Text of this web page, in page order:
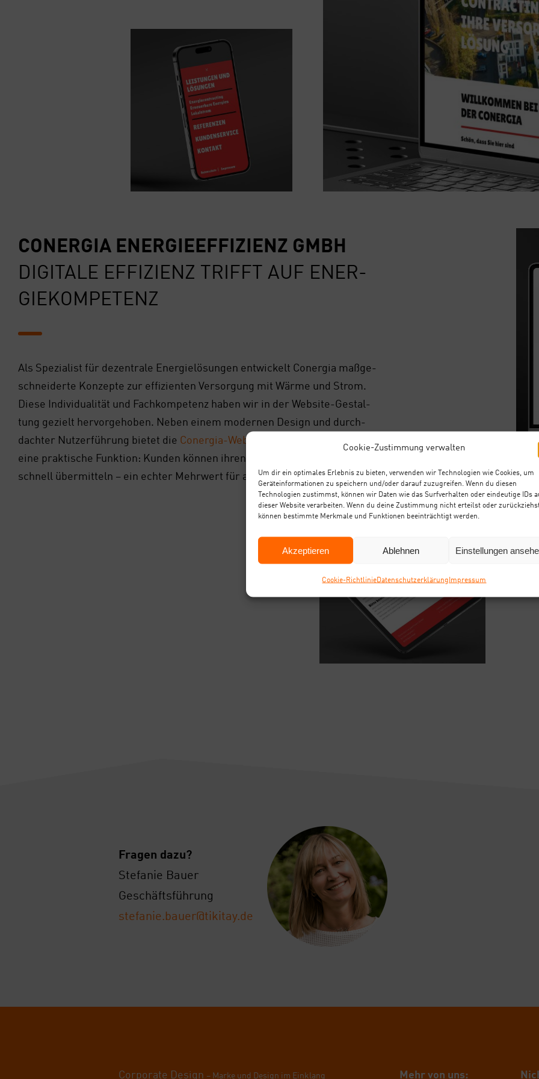
Cookie-Zustimmung verwalten
Um dir ein optimales Erlebnis zu bieten, verwenden wir Technologien wie Cookies, um
Geräteinformationen zu speichern und/oder darauf zuzugreifen. Wenn du diesen
Technologien zustimmst, können wir Daten wie das Surfverhalten oder eindeutige IDs
dieser Website verarbeiten. Wenn du deine Zustimmung nicht erteilst oder
können bestimmte Merkmale und Funktionen beeinträchtigt werden.
Akzeptieren Ablehnen Einstellungen
Coo­kie-Richt­li­nieDaten­schutz­er­klä­rung Impres­sum
CON­ER­GIA ENER­GIE­EF­FI­ZI­ENZ GMBH
DIGI­TA­LE EFFI­ZI­ENZ TRIFFT AUF ENER­
GIE­KOM­PE­TENZ
Als Spe­zia­list für dezen­tra­le Ener­gie­lö­sun­gen ent­wi­ckelt Con­er­gia maß­ge­
schnei­der­te Kon­zep­te zur effi­zi­en­ten Ver­sor­gung mit Wär­me und Strom.
Die­se Indi­vi­dua­li­tät und Fach­kom­pe­tenz haben wir in der Web­site-Gestal­
tung gezielt her­vor­ge­ho­ben. Neben einem moder­nen Design und durch­
dach­ter Nut­zer­füh­rung bie­tet die Con­er­gia-Web­site
eine prak­ti­sche Funk­ti­on: Kun­den kön­nen ihren Zäh­ler­stand ein­fach und
schnell über­mit­teln – ein ech­ter Mehr­wert für alle Par­tei­en.
Fra­gen dazu?
Ste­fa­nie Bau­er
Geschäfts­füh­rung
stefanie.bauer@tikitay.de
Cor­po­ra­te Design – Mar­ke und Design im Ein­klang Mehr von uns: